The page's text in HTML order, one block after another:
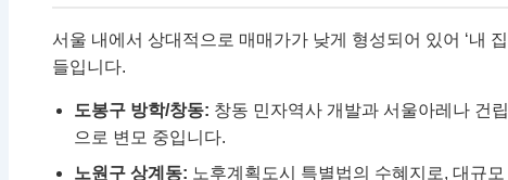
서울 내에서 상대적으로 매매가가 낮게 형성되어 있어 ‘내
들입니다.
도봉구 방학/창동: 창동 민자역사 개발과 서울아레나 건
으로 변모 중입니다.
노원구 상계동: 노후계획도시 특별법의 수혜지로, 대규